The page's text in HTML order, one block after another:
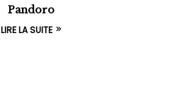
Pandoro
LIRE LA SUITE